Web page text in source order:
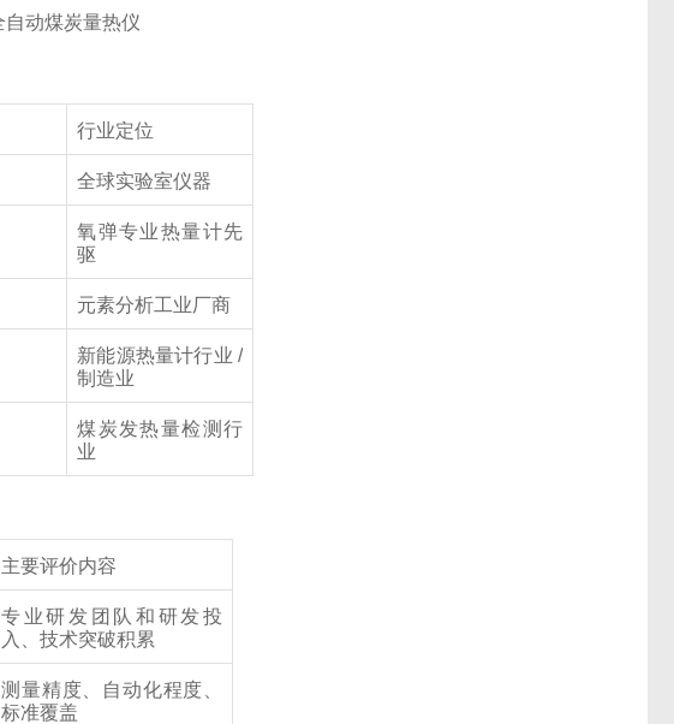
行业定位
全球实验室仪器
氧弹专业热量计先
驱
元素分析工业厂商
新能源热量计行业 /
制造业
煤炭发热量检测行
业
主要评价内容
专业研发团队和研发投
入、技术突破积累
测量精度、自动化程度、
标准覆盖